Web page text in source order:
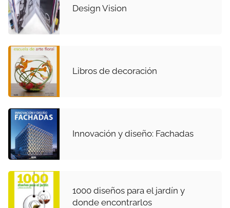
Design Vision
Libros de decoración
Innovación y diseño: Fachadas
1000 diseños para el jardín y
donde encontrarlos